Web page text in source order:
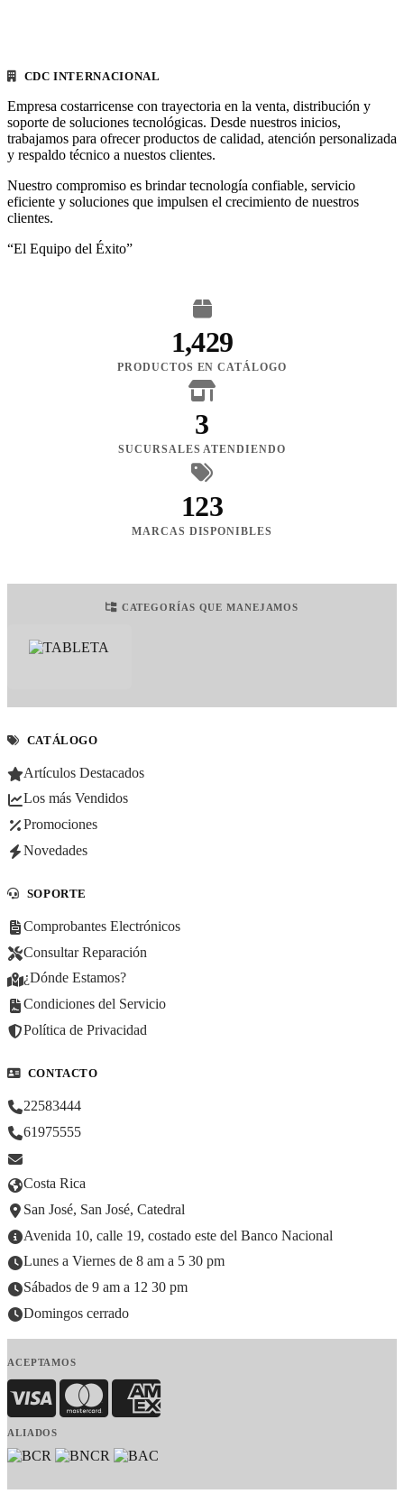
CDC INTERNACIONAL
Empresa costarricense con trayectoria en la venta, distribución y
soporte de soluciones tecnológicas. Desde nuestros inicios,
trabajamos para ofrecer productos de calidad, atención personalizada
y respaldo técnico a nuestos clientes.
Nuestro compromiso es brindar tecnología confiable, servicio
eficiente y soluciones que impulsen el crecimiento de nuestros
clientes.
“El Equipo del Éxito”
1,429
PRODUCTOS EN CATÁLOGO
3
SUCURSALES ATENDIENDO
123
MARCAS DISPONIBLES
CATEGORÍAS QUE MANEJAMOS
CATÁLOGO
Artículos Destacados
Los más Vendidos
Promociones
Novedades
SOPORTE
Comprobantes Electrónicos
Consultar Reparación
¿Dónde Estamos?
Condiciones del Servicio
Política de Privacidad
CONTACTO
22583444
61975555
Costa Rica
San José, San José, Catedral
Avenida 10, calle 19, costado este del Banco Nacional
Lunes a Viernes de 8 am a 5 30 pm
Sábados de 9 am a 12 30 pm
Domingos cerrado
ACEPTAMOS
Visa MasterCardAmerican Express
ALIADOS